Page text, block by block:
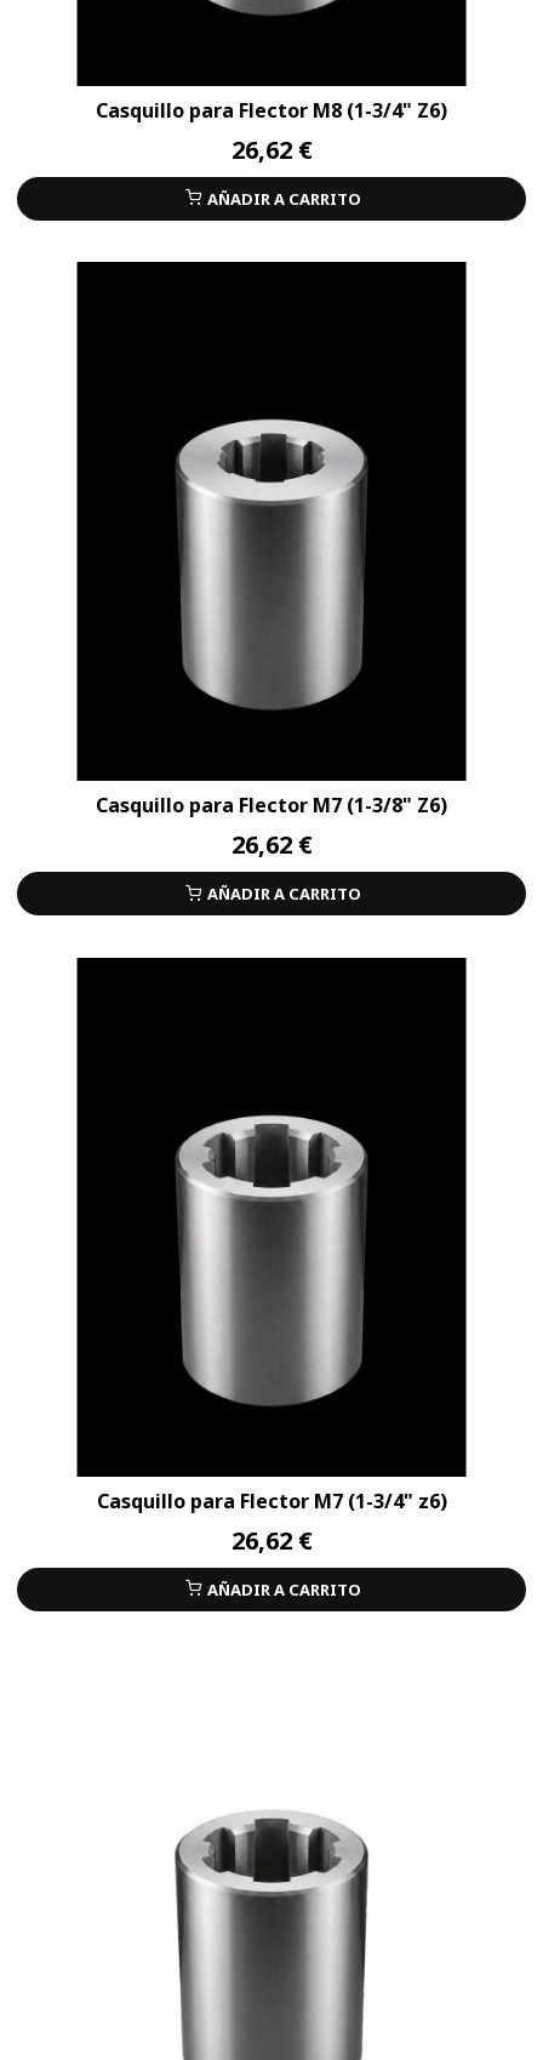
Casquillo para Flector M8 (1-3/4" Z6)
26,62 €
AÑADIR A CARRITO
Casquillo para Flector M7 (1-3/8" Z6)
26,62 €
AÑADIR A CARRITO
Casquillo para Flector M7 (1-3/4" z6)
26,62 €
AÑADIR A CARRITO